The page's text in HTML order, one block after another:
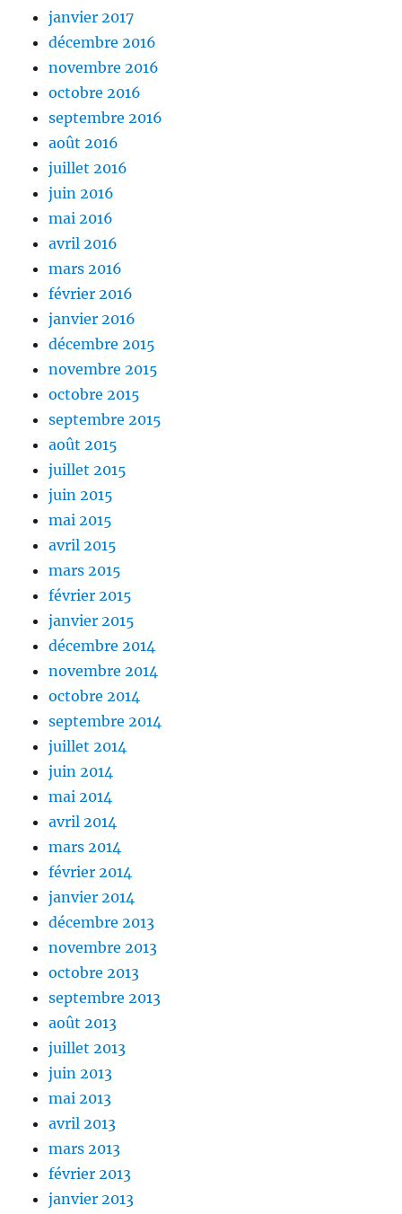
janvier 2017
décembre 2016
novembre 2016
octobre 2016
septembre 2016
août 2016
juillet 2016
juin 2016
mai 2016
avril 2016
mars 2016
février 2016
janvier 2016
décembre 2015
novembre 2015
octobre 2015
septembre 2015
août 2015
juillet 2015
juin 2015
mai 2015
avril 2015
mars 2015
février 2015
janvier 2015
décembre 2014
novembre 2014
octobre 2014
septembre 2014
juillet 2014
juin 2014
mai 2014
avril 2014
mars 2014
février 2014
janvier 2014
décembre 2013
novembre 2013
octobre 2013
septembre 2013
août 2013
juillet 2013
juin 2013
mai 2013
avril 2013
mars 2013
février 2013
janvier 2013